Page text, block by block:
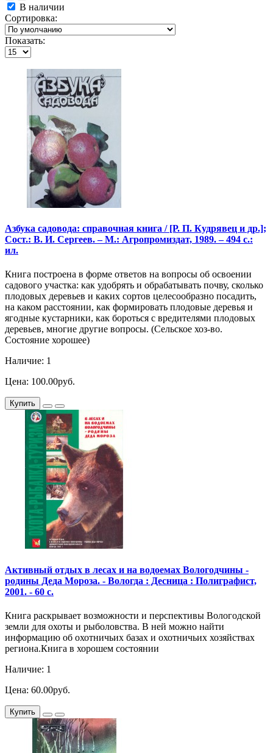
В наличии
Сортировка:
Показать:
Азбука садовода: справочная книга / [Р. П. Кудрявец и др.];
Сост.: В. И. Сергеев. – М.: Агропромиздат, 1989. – 494 с.:
ил.
Книга построена в форме ответов на вопросы об освоении
садового участка: как удобрять и обрабатывать почву, сколько
плодовых деревьев и каких сортов целесообразно посадить,
на каком расстоянии, как формировать плодовые деревья и
ягодные кустарники, как бороться с вредителями плодовых
деревьев, многие другие вопросы. (Сельское хоз-во.
Состояние хорошее)
Наличие: 1
Цена: 100.00руб.
Купить
Активный отдых в лесах и на водоемах Вологодчины -
родины Деда Мороза. - Вологда : Десница : Полиграфист,
2001. - 60 с.
Книга раскрывает возможности и перспективы Вологодской
земли для охоты и рыболовства. В ней можно найти
информацию об охотничьих базах и охотничьих хозяйствах
региона.Книга в хорошем состоянии
Наличие: 1
Цена: 60.00руб.
Купить